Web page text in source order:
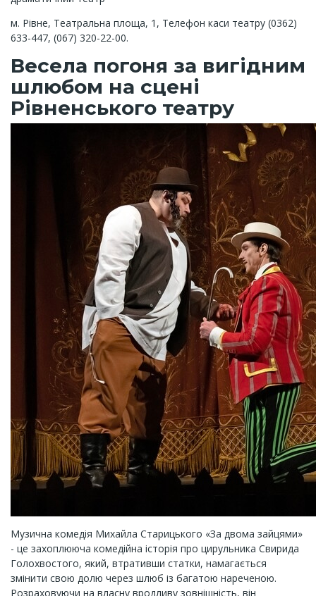
м. Рівне, Театральна площа, 1, Телефон каси театру (0362)
633-447, (067) 320-22-00.
Весела погоня за вигідним
шлюбом на сцені
Рівненського театру
Музична комедія Михайла Старицького «За двома зайцями»
- це захоплююча комедійна історія про цирульника Свирида
Голохвостого, який, втративши статки, намагається
змінити свою долю через шлюб із багатою нареченою.
Розраховуючи на власну вродливу зовнішність, він